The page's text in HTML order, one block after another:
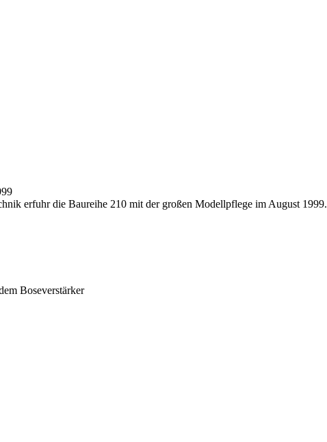
erfuhr die Baureihe 210 mit der großen Modellpflege im August 1999.
Boseverstärker